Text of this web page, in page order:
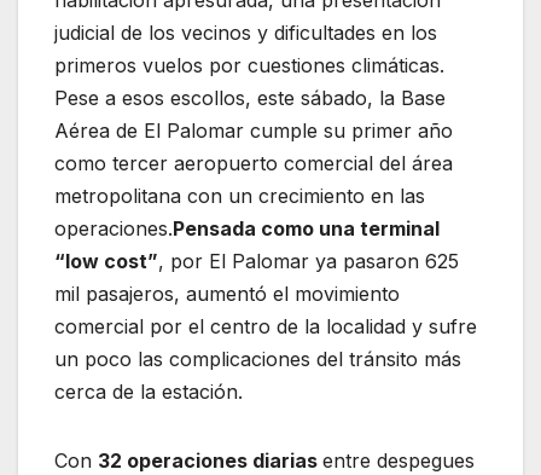
judicial de los vecinos y dificultades en los
primeros vuelos por cuestiones climáticas.
Pese a esos escollos, este sábado, la Base
Aérea de El Palomar cumple su primer año
como tercer aeropuerto comercial del área
metropolitana con un crecimiento en las
operaciones.​Pensada como una terminal
“low cost”, por El Palomar ya pasaron 625
mil pasajeros, aumentó el movimiento
comercial por el centro de la localidad y sufre
un poco las complicaciones del tránsito más
cerca de la estación.
Con 32 operaciones diarias entre despegues